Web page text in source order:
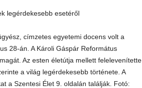
legérdekesebb esetéről
címzetes egyetemi docens volt a
28-án. A Károli Gáspár Református
Az esten életútja mellett felelevenítette
a világ legérdekesebb története. A
a Szentesi Élet 9. oldalán találják. Fotó: